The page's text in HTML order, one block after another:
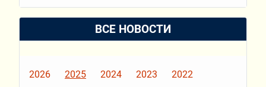
ВСЕ НОВОСТИ
2026 2025 2024 2023
2022